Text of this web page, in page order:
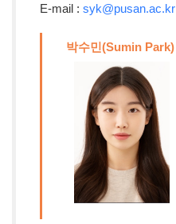
E-mail : syk@pusan.ac.kr
박수민(Sumin Park)